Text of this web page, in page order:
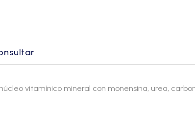
vitamínico mineral con monensina, urea,